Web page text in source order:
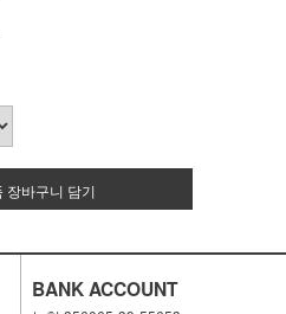
장바구니 담기
BANK ACCOUNT